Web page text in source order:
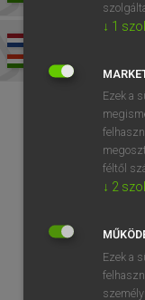
VAN
↓ 1
Ezek a
féltől
↓ 2
Ezek a